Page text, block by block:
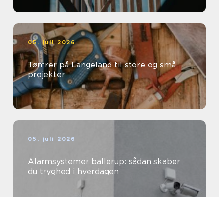
05. juli 2026
Tømrer på Langeland til store og små
projekter
05. juli 2026
Alarmsystemer ballerup: sådan skaber
du tryghed i hverdagen